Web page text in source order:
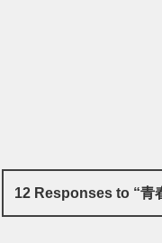
12 Responses to “青